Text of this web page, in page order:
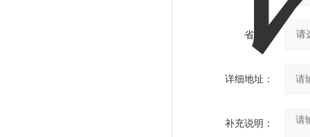
省份：
详细地址：
补充说明：